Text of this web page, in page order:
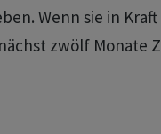
Wenn sie in
zwölf Monate